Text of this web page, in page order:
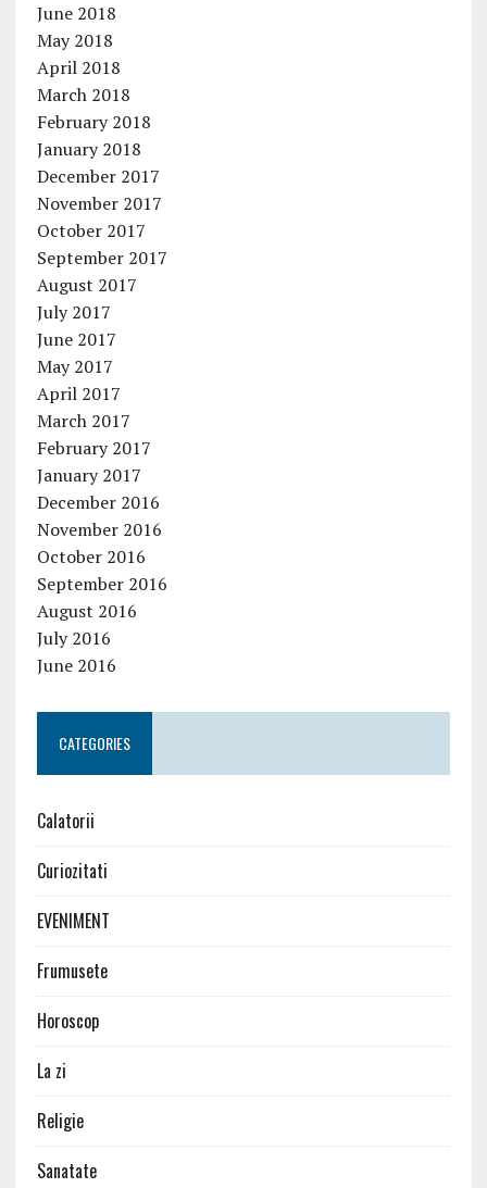
June 2018
May 2018
April 2018
March 2018
February 2018
January 2018
December 2017
November 2017
October 2017
September 2017
August 2017
July 2017
June 2017
May 2017
April 2017
March 2017
February 2017
January 2017
December 2016
November 2016
October 2016
September 2016
August 2016
July 2016
June 2016
CATEGORIES
Calatorii
Curiozitati
EVENIMENT
Frumusete
Horoscop
La zi
Religie
Sanatate